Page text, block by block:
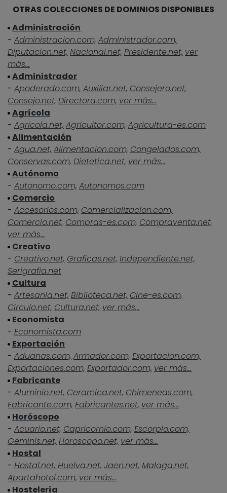
OTRAS COLECCIONES DE DOMINIOS DISPONIBLES
Administración
- Administracion.com, Administrador.com,
Diputacion.net, Nacional.net, Presidente.net, ver
más...
Administrador
- Apoderado.com, Auxiliar.net, Consejero.net,
Consejo.net, Directora.com, ver más...
Agrícola
- Agricola.net, Agricultor.com, Agricultura-es.com
Alimentación
- Agua.net, Alimentacion.com, Congelados.com,
Conservas.com, Dietetica.net, ver más...
Autónomo
- Autonomo.com, Autonomos.com
Comercio
- Accesorios.com, Comercializacion.com,
Comercio.net, Compras-es.com, Compraventa.net,
ver más...
Creativo
- Creativo.net, Graficas.net, Independiente.net,
Serigrafia.net
Cultura
- Artesania.net, Biblioteca.net, Cine-es.com,
Circulo.net, Cultura.net, ver más...
Economista
- Economista.com
Exportación
- Aduanas.com, Armador.com, Exportacion.com,
Exportaciones.com, Exportador.com, ver más...
Fabricante
- Aluminio.net, Ceramica.net, Chimeneas.com,
Fabricante.com, Fabricantes.net, ver más...
Horóscopo
- Acuario.net, Capricornio.com, Escorpio.com,
Geminis.net, Horoscopo.net, ver más...
Hostal
- Hostal.net, Huelva.net, Jaen.net, Malaga.net,
Apartahotel.com, ver más...
Hostelería